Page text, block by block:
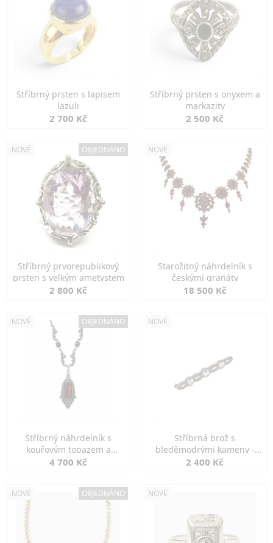
Stříbrný prsten s lapisem
lazuli
2 700 Kč
Stříbrný prsten s onyxem a
markazity
2 500 Kč
NOVÉ OBJEDNÁNO
Stříbrný prvorepublikový
prsten s velkým ametystem
2 800 Kč
NOVÉ
Starožitný náhrdelník s
českými granáty
18 500 Kč
NOVÉ OBJEDNÁNO
Stříbrný náhrdelník s
kouřovým topazem a
markazity
4 700 Kč
NOVÉ
Stříbrná brož s
bleděmodrými kameny -
jemná elegance
2 400 Kč
NOVÉ OBJEDNÁNO NOVÉ